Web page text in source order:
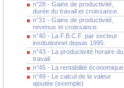
n°28 - Gains de productivité,
durée du travail et croissance.
n°31 - Gains de productivité,
revenus et croissance.
n°40 - La F.B.C.F. par secteur
institutionnel depuis 1995.
n°43 - La productivité horaire du
travail.
n°45 - La rentabilité économique
n°49 - Le calcul de la valeur
ajoutée (exemple)